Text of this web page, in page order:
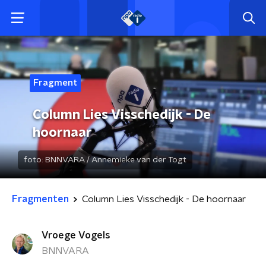
Fragment
Column Lies Visschedijk - De
hoornaar
foto: BNNVARA / Annemieke van der Togt
Fragmenten Column Lies Visschedijk - De hoornaar
Vroege Vogels
BNNVARA